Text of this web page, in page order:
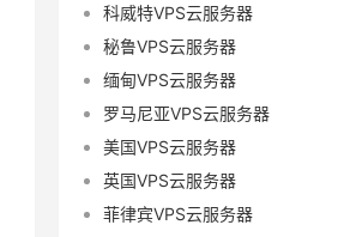
科威特VPS云服务器
秘鲁VPS云服务器
缅甸VPS云服务器
罗马尼亚VPS云服务器
美国VPS云服务器
英国VPS云服务器
菲律宾VPS云服务器